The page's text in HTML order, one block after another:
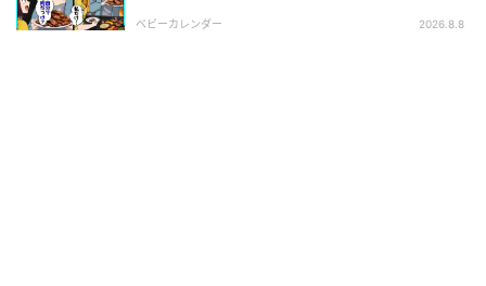
＜善意の搾取する職場＞「ラッキー」思う
ベビーカレンダー 2026.8.8